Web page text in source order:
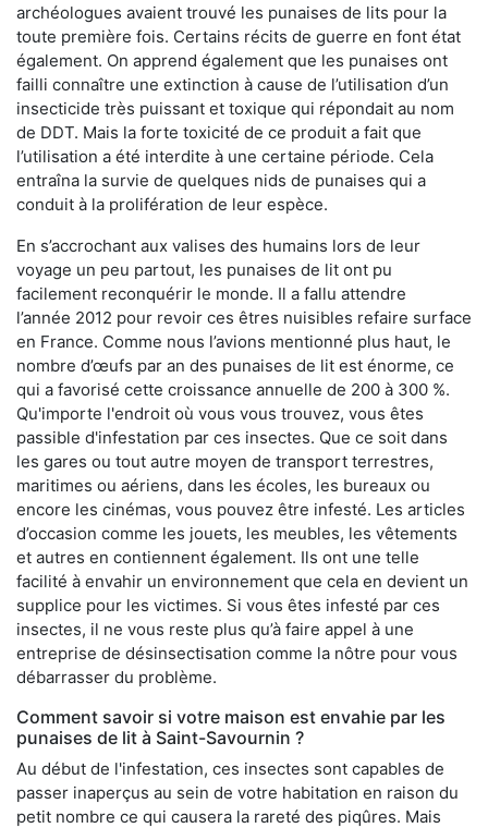
archéologues avaient trouvé les punaises de lits pour la
toute première fois. Certains récits de guerre en font état
également. On apprend également que les punaises ont
failli connaître une extinction à cause de l’utilisation d’un
insecticide très puissant et toxique qui répondait au nom
de DDT. Mais la forte toxicité de ce produit a fait que
l’utilisation a été interdite à une certaine période. Cela
entraîna la survie de quelques nids de punaises qui a
conduit à la prolifération de leur espèce.
En s’accrochant aux valises des humains lors de leur
voyage un peu partout, les punaises de lit ont pu
facilement reconquérir le monde. Il a fallu attendre
l’année 2012 pour revoir ces êtres nuisibles refaire surface
en France. Comme nous l’avions mentionné plus haut, le
nombre d’œufs par an des punaises de lit est énorme, ce
qui a favorisé cette croissance annuelle de 200 à 300 %.
Qu'importe l'endroit où vous vous trouvez, vous êtes
passible d'infestation par ces insectes. Que ce soit dans
les gares ou tout autre moyen de transport terrestres,
maritimes ou aériens, dans les écoles, les bureaux ou
encore les cinémas, vous pouvez être infesté. Les articles
d’occasion comme les jouets, les meubles, les vêtements
et autres en contiennent également. Ils ont une telle
facilité à envahir un environnement que cela en devient un
supplice pour les victimes. Si vous êtes infesté par ces
insectes, il ne vous reste plus qu’à faire appel à une
entreprise de désinsectisation comme la nôtre pour vous
débarrasser du problème.
Comment savoir si votre maison est envahie par les
punaises de lit à Saint-Savournin ?
Au début de l'infestation, ces insectes sont capables de
passer inaperçus au sein de votre habitation en raison du
petit nombre ce qui causera la rareté des piqûres. Mais